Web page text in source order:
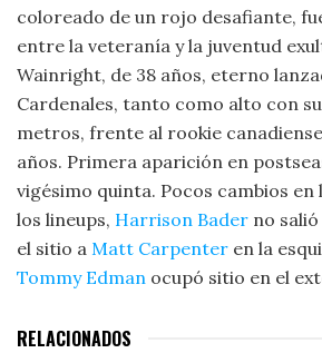
coloreado de un rojo desafiante,
entre la veteranía y la juventud
Wainright, de 38 años, eterno
Cardenales, tanto como alto con
metros, frente al rookie canadiense
años. Primera aparición en
vigésimo quinta. Pocos cambios en
los lineups, Harrison Bader no
el sitio a Matt Carpenter en la
Tommy Edman ocupó sitio en el
RELACIONADOS